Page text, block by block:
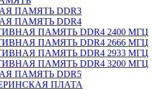
ПАМЯТЬ DDR3
ПАМЯТЬ DDR4
ПАМЯТЬ DDR4 2400 МГЦ
ПАМЯТЬ DDR4 2666 МГЦ
ПАМЯТЬ DDR4 2933 МГЦ
ПАМЯТЬ DDR4 3200 МГЦ
ПАМЯТЬ DDR5
ПЛАТА